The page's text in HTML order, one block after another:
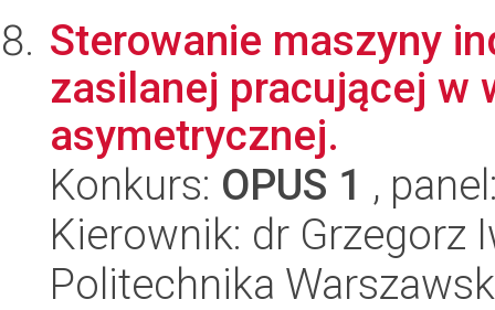
Sterowanie maszyny
zasilanej pracującej w
asymetrycznej.
Konkurs: OPUS 1 ,
Kierownik: dr Grzegorz
Politechnika